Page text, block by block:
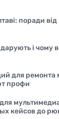
поради від
і чому
для ремонта
профи
кейсов до